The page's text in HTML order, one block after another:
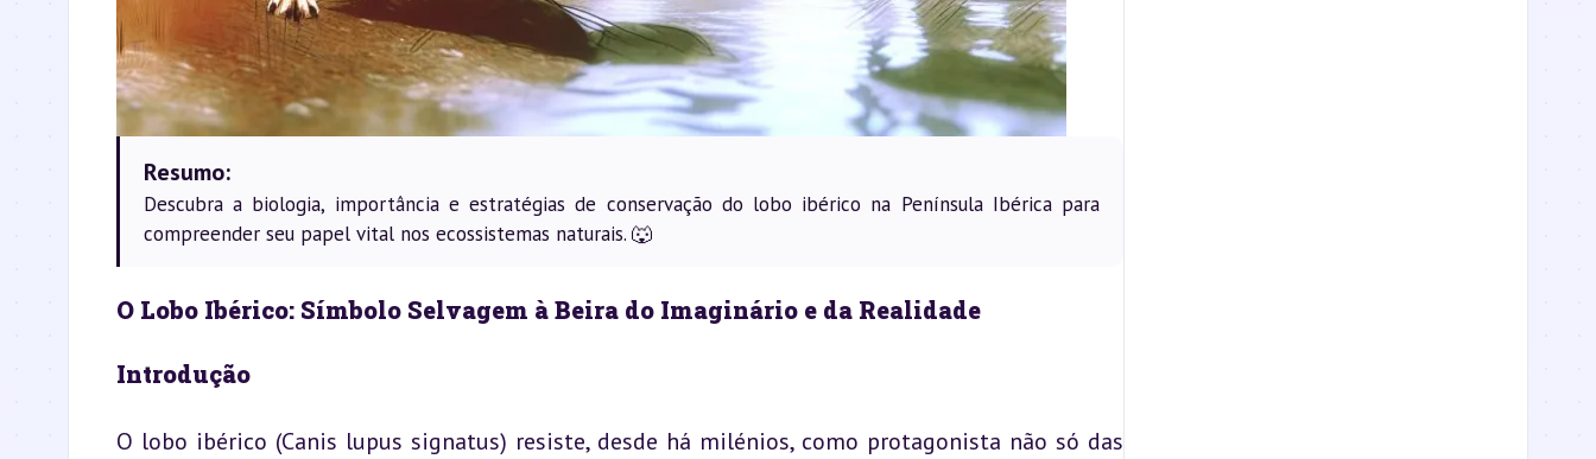
Resumo:
Descubra a biologia, importância e estratégias de conservação do lobo ibérico na Península Ibérica para
compreender seu papel vital nos ecossistemas naturais. 🐺
O Lobo Ibérico: Símbolo Selvagem à Beira do Imaginário e da Realidade
Introdução
O lobo ibérico (Canis lupus signatus) resiste, desde há milénios, como protagonista não só das